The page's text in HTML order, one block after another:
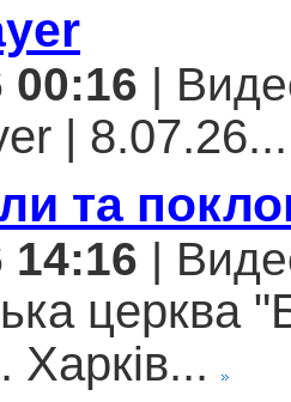
00:16 |
| 8.07.26...
та
14:16 |
церква